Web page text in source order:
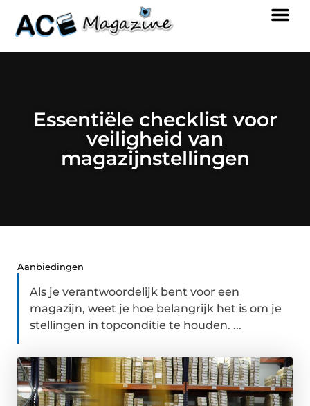
Essentiële checklist voor
veiligheid van
magazijnstellingen
Aanbiedingen
Als je verantwoordelijk bent voor een
magazijn, weet je hoe belangrijk het is om je
stellingen in topconditie te houden. ...